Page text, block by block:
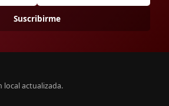
Suscribirme
local actualizada.